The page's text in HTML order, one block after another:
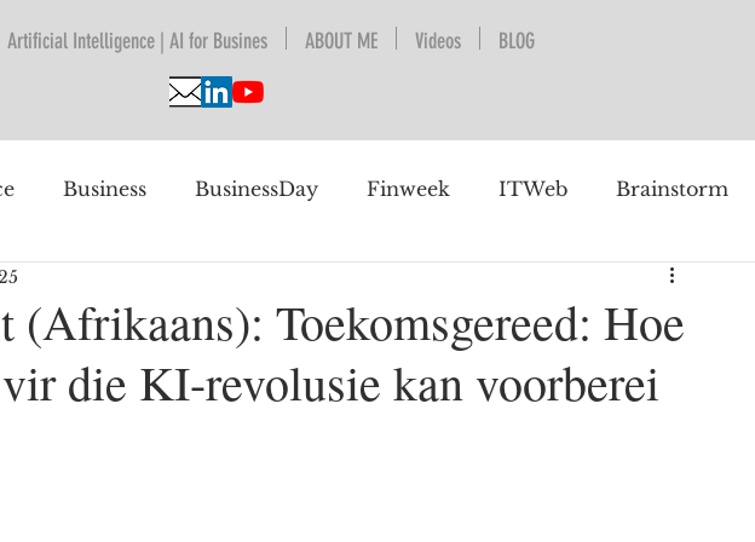
Artificial Intelligence | AI for Busines ABOUT ME Videos BLOG
Business BusinessDay Finweek ITWeb Brainstorm
Understanding Facial recognition
(Afrikaans): Toekomsgereed: Hoe
die KI-revolusie kan voorberei